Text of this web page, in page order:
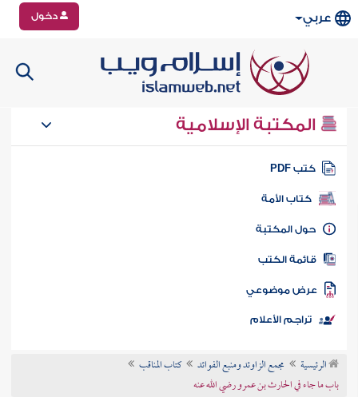
عربي دخول
المكتبة الإسلامية
كتب PDF
كتاب الأمة
المكتبة
الكتب
موضوعي
تراجم الأعلام
الرئيسية مجمع الزاوئد ومنبع الفوائد
كتاب المناقب
باب ما جاء في الحارث بن عمرو رضي الله عنه